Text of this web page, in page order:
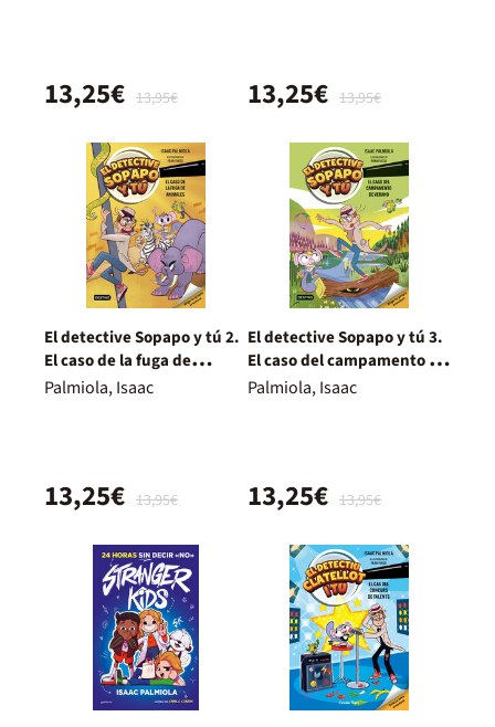
13,95€
13,25€ 13,95€
13,25€
El detective Sopapo y tú 2.
El caso de la fuga de
animales
Palmiola, Isaac
13,95€
13,25€
El detective Sopapo y tú 3.
El caso del campamento de
verano
Palmiola, Isaac
13,95€
13,25€